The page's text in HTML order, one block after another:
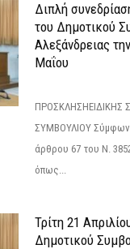
Διπλή
του Δημοτικού
Αλεξάνδρειας
Μαΐου
ΠΡΟΣΚΛΗΣΗΕΙΔΙΚΗΣ
ΣΥΜΒΟΥΛΙΟΥ
άρθρου 67 του Ν.
όπως...
Τρίτη 21
Δημοτικού